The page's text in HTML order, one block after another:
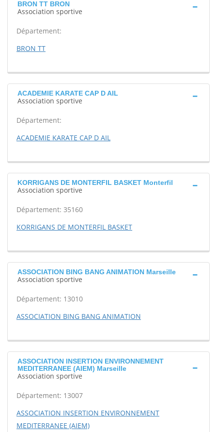
BRON TT BRON
Association sportive
Département:
BRON TT
ACADEMIE KARATE CAP D AIL
Association sportive
Département:
ACADEMIE KARATE CAP D AIL
KORRIGANS DE MONTERFIL BASKET Monterfil
Association sportive
Département: 35160
KORRIGANS DE MONTERFIL BASKET
ASSOCIATION BING BANG ANIMATION Marseille
Association sportive
Département: 13010
ASSOCIATION BING BANG ANIMATION
ASSOCIATION INSERTION ENVIRONNEMENT
MEDITERRANEE (AIEM) Marseille
Association sportive
Département: 13007
ASSOCIATION INSERTION ENVIRONNEMENT
MEDITERRANEE (AIEM)